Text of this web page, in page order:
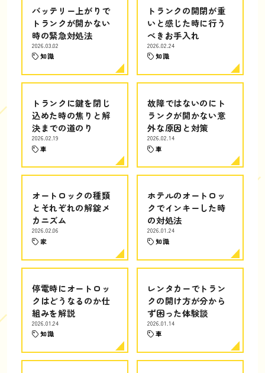
バッテリー上がりで
トランクが開かない
時の緊急対処法
2026.03.02
知識
トランクの開閉が重
いと感じた時に行う
べきお手入れ
2026.02.24
知識
トランクに鍵を閉じ
込めた時の焦りと解
決までの道のり
2026.02.19
車
故障ではないのにト
ランクが開かない意
外な原因と対策
2026.02.14
車
オートロックの種類
とそれぞれの解錠メ
カニズム
2026.02.06
家
ホテルのオートロッ
クでインキーした時
の対処法
2026.01.24
知識
停電時にオートロッ
クはどうなるのか仕
組みを解説
2026.01.24
知識
レンタカーでトラン
クの開け方が分から
ず困った体験談
2026.01.14
車